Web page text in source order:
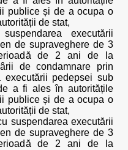
publice și de a ocupa o
de stat,
executării
de supraveghere de 3
de 2 ani de la
de condamnare prin
executării pedepsei sub
a fi ales în autoritățile
publice și de a ocupa o
de stat,
suspendarea executării
de supraveghere de 3
de 2 ani de la